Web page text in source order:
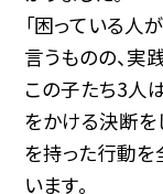
「困っている人
言うものの、実
この子たち3人
をかける決断を
を持った行動を
います。